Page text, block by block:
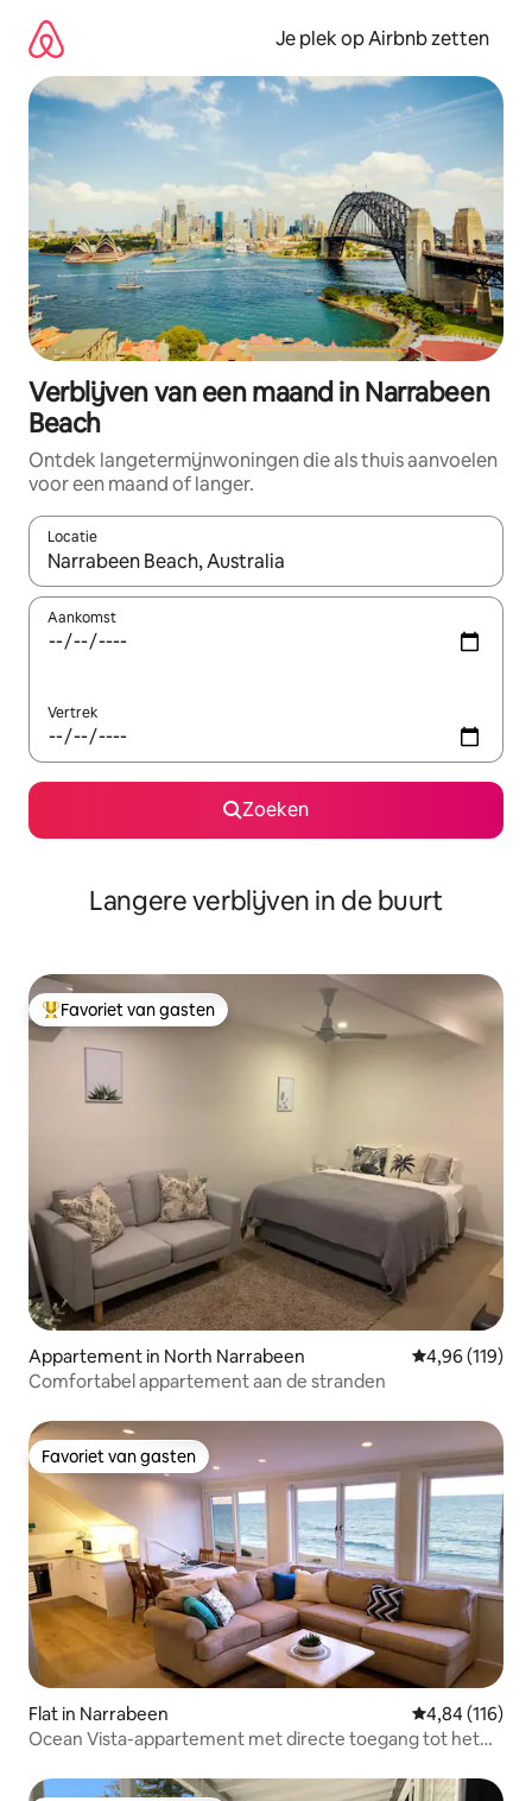
direct
naar
inhoud
Je plek op Airbnb zetten
Verblijven van een maand in Narrabeen
Beach
Ontdek langetermijnwoningen die als thuis aanvoelen
voor een maand of langer.
Locatie
Wanneer er resultaten beschikbaar zijn, maak je een keuze
Aankomst
Vertrek
Zoeken
Langere verblijven in de buurt
Topfavoriet van gasten
Favoriet van gasten
Appartement in North Narrabeen Gemiddelde
4,96 (119)
Comfortabel appartement aan de stranden
Favoriet van gasten
Favoriet van gasten
Flat in Narrabeen Gemiddelde
4,84 (116)
Ocean Vista-appartement met directe toegang tot het